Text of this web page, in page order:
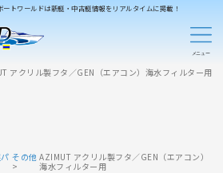
トワールドは新艇・中古艇情報をリアルタイムに掲載！
アクリル製フタ／GEN（エアコン）海水フィルター用
その他 AZIMUT アクリル製フタ／GEN（エアコン）
海水フィルター用